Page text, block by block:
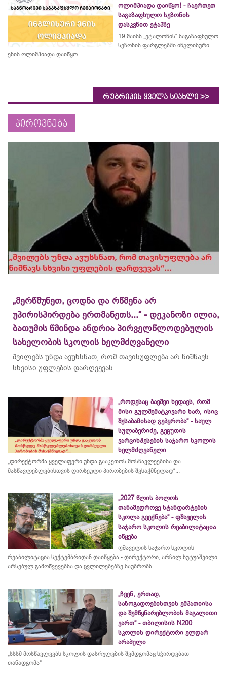
ოლიმპიადა დაიწყო! - ჩაერთეთ
საგაზაფხულო სეზონის
დასკვნით ეტაპზე
19 მაისს „ეტალონის“ საგაზაფხულო
სეზონის ფარგლებში ინგლისური
ენის ოლიმპიადა დაიწყო
რუბრიკის ყველა სიახლე >>
პიროვნება
„მერწმუნეთ, ცოდნა და რწმენა არ
უპირისპირდება ერთმანეთს...“ - დეკანოზი ილია,
ბათუმის წმინდა ანდრია პირველწლოდებულის
სახელობის სკოლის ხელმძღვანელი
შვილებს უნდა ავუხსნათ, რომ თავისუფლება არ ნიშნავს
სხვისი უფლების დარღვევას...
„როდესაც ბავშვი ხედავს, რომ
მისი გულშემატკივარი ხარ, ისიც
შესაბამისად გეპყრობა“ - საულ
სულაბერიძე, გეგუთის
ვარციხჰესების საჯარო სკოლის
ხელმძღვანელი
„დირექტორმა ყველაფერი უნდა გააკეთოს მოსწავლეებისა და
მასწავლებლებისთვის ღირსეული პირობების შესაქმნელად“...
„2027 წლის ბოლოს
თანამედროვე სტანდარტების
სკოლა გვექნება“ - ფშაველის
საჯარო სკოლის რეაბილიტაცია
იწყება
ფშაველის საჯარო სკოლის
რეაბილიტაცია სექტემბრიდან დაიწყება - დირექტორი, არჩილ ხუტუაშვილი
არსებულ გამოწვევებსა და ცვლილებებზე საუბრობს
„ჩვენ, ერთად,
საზოგადოებისთვის ემპათიისა
და შემწყნარებლობის მაგალითი
ვართ“ - თბილისის N200
სკოლის დირექტორი ელდარ
არაბული
„სსსმ მოსწავლეებს სკოლის დასრულების შემდგომაც სჭირდებათ
თანადგომა“